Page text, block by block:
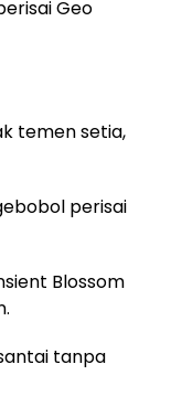
Geo
temen setia,
perisai
Blossom
tanpa